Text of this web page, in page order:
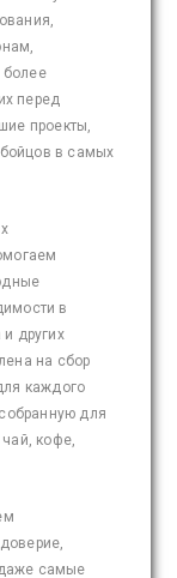
более
перед
проекты,
в самых
в
других
на сбор
каждого
для
кофе,
самые